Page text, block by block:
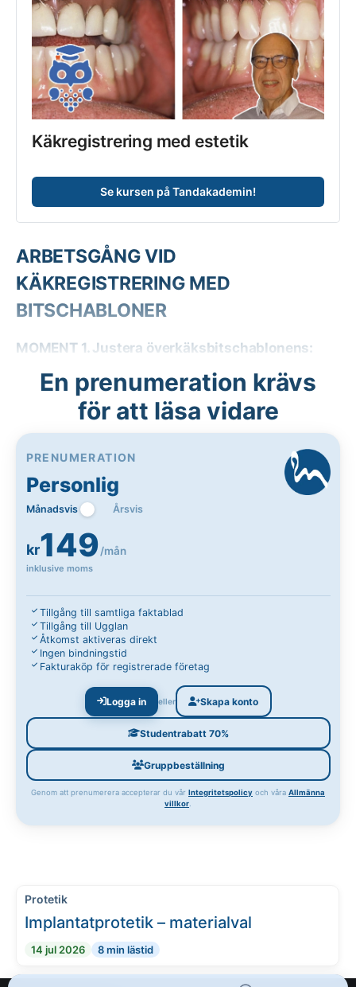
Käkregistrering med estetik
Se kursen på Tandakademin!
ARBETSGÅNG VID
KÄKREGISTRERING MED
BITSCHABLONER
MOMENT 1. Justera överkäksbitschablonens:
En prenumeration krävs
för att läsa vidare
PRENUMERATION
Personlig
Månadsvis Årsvis
kr149/mån
inklusive moms
Tillgång till samtliga faktablad
Tillgång till Ugglan
Åtkomst aktiveras direkt
Ingen bindningstid
Fakturaköp för registrerade företag
Logga in eller Skapa konto
Studentrabatt 70%
Gruppbeställning
Genom att prenumerera accepterar du vår Integritetspolicy och våra Allmänna
villkor
Protetik
Implantatprotetik – materialval
14 jul 2026 8 min lästid